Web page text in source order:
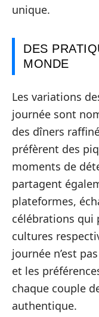
unique.
DES
MONDE
Les variations
journée sont
des dîners
préfèrent des
moments de
partagent
plateformes,
célébrations qui
cultures
journée n’est
et les
chaque couple
authentique.